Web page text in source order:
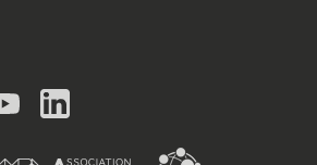
YouTubeLinkedIn